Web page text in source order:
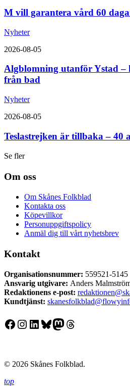
M vill garantera vård 60
Nyheter
2026-08-05
Algblomning utanför Ystad –
från bad
Nyheter
2026-08-05
Teslastrejken är tillbaka – 40
Se fler
Om oss
Om Skånes Folkblad
Kontakta oss
Köpevillkor
Personuppgiftspolicy
Anmäl dig till vårt nyhetsbrev
Kontakt
Organisationsnummer: 559521-5145
Ansvarig utgivare: Anders
Redaktionens e-post:
Kundtjänst:
Facebook
Instagram
LinkedIn
Bluesky
Mastodon
Threads
© 2026 Skånes Folkblad.
top